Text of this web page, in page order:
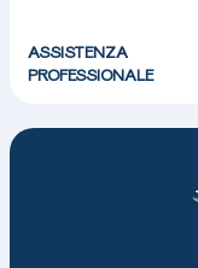
ASSISTENZA
PROFESSIONALE